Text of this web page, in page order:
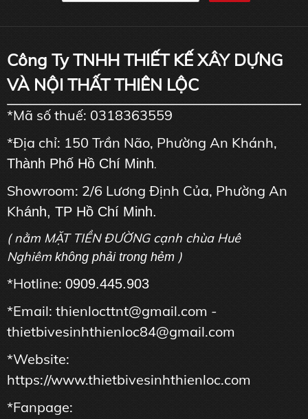
Công Ty TNHH THIẾT KẾ XÂY DỰNG
VÀ NỘI THẤT THIÊN LỘC
*Mã số thuế: 0318363559
*Địa chỉ: 150 Trần Não, Phường An Khánh,
Thành Phố Hồ Chí Minh.
Showroom: 2/6 Lương Định Của, Phường An
Khánh, TP Hồ Chí Minh.
( nằm MẶT TIỀN ĐƯỜNG cạnh chùa Huê
Nghiêm không phải trong hẻm )
*Hotline: 0909.445.903
*Email: thienlocttnt@gmail.com -
thietbivesinhthienloc84@gmail.com
*Website:
https://www.thietbivesinhthienloc.com
*Fanpage: